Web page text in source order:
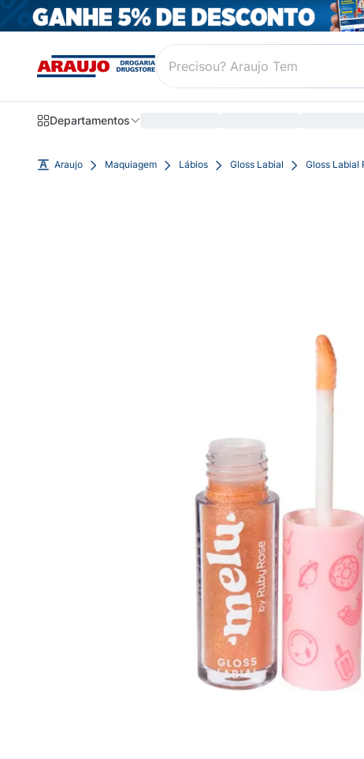
Departamentos
Araujo Maquiagem Lábios Gloss Labial Gloss Labial